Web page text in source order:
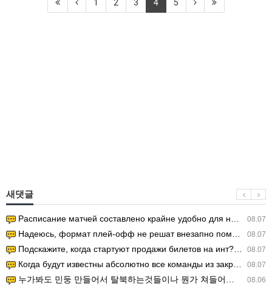
1 2 3 4 5
새댓글
08.07
Расписание матчей составлено крайне удобно для нашего часово…
08.07
Надеюсь, формат плей-офф не решат внезапно поменять. https:/…
08.07
Подскажите, когда стартуют продажи билетов на инт? https://g…
08.07
Когда будут известны абсолютно все команды из закрытых квали…
08.06
누가봐도 민둥 만들어서 탈북하는것들이나 뭔가 쳐들어오는 낌새를 미리 알아차리기 위함이지 저걸 전쟁준비라고 하…